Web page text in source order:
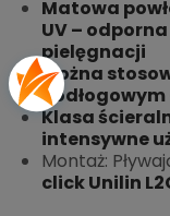
Matowa
UV –
pielęgnacji
Można
podłogowym
Klasa
intensywne
Montaż:
click Unilin